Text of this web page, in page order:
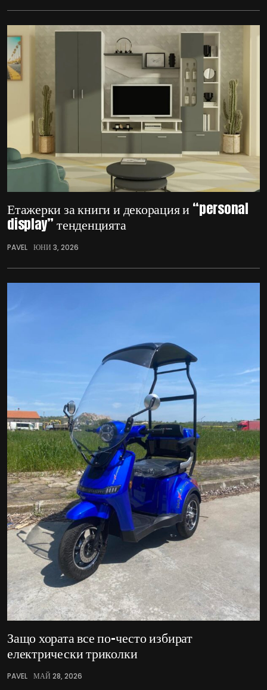
Етажерки за книги и декорация и “personal
display” тенденцията
PAVEL ЮНИ 3, 2026
Защо хората все по-често избират
електрически триколки
PAVEL МАЙ 28, 2026